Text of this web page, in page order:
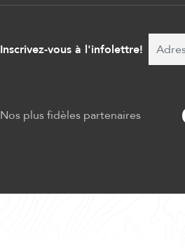
Inscrivez-vous à l'infolettre!
Nos plus fidèles partenaires